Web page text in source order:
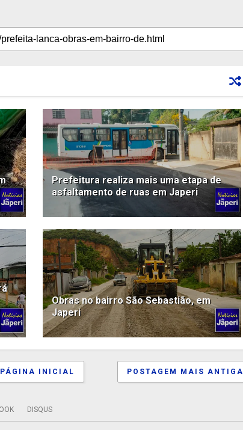
Prefeitura realiza mais uma etapa de
asfaltamento de ruas em Japeri
Obras no bairro São Sebastião, em
Japeri
POSTAGEM MAIS ANTIGA
PÁGINA INICIAL
DISQUS